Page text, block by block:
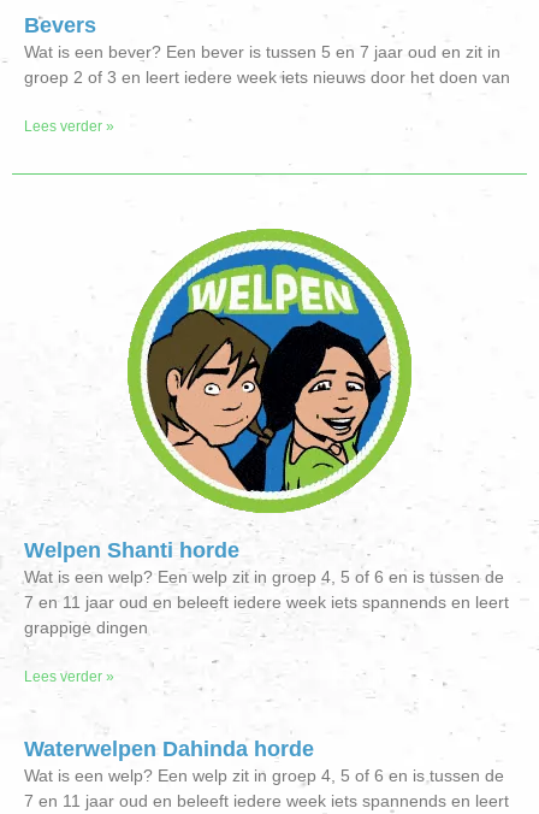
Bevers
Wat is een bever? Een bever is tussen 5 en 7 jaar oud en zit in
groep 2 of 3 en leert iedere week iets nieuws door het doen van
Lees verder »
Welpen Shanti horde
Wat is een welp? Een welp zit in groep 4, 5 of 6 en is tussen de
7 en 11 jaar oud en beleeft iedere week iets spannends en leert
grappige dingen
Lees verder »
Waterwelpen Dahinda horde
Wat is een welp? Een welp zit in groep 4, 5 of 6 en is tussen de
7 en 11 jaar oud en beleeft iedere week iets spannends en leert